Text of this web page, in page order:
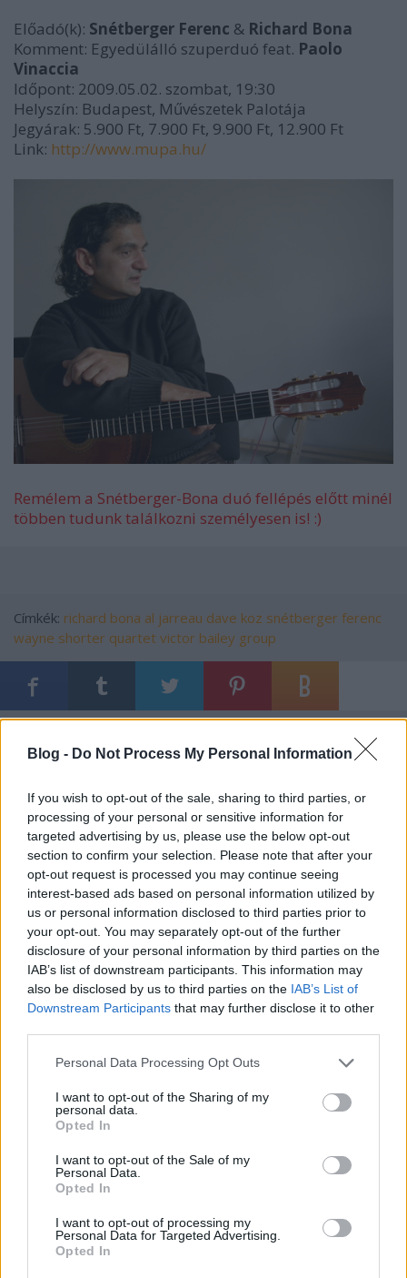
Blog - Do Not Process My Personal Information
If you wish to opt-out of the sale, sharing to third parties, or
processing of your personal or sensitive information for
targeted advertising by us, please use the below opt-out
section to confirm your selection. Please note that after your
opt-out request is processed you may continue seeing
interest-based ads based on personal information utilized by
us or personal information disclosed to third parties prior to
your opt-out. You may separately opt-out of the further
disclosure of your personal information by third parties on the
IAB’s list of downstream participants. This information may
also be disclosed by us to third parties on the IAB’s List of
Downstream Participants that may further disclose it to other
Please note that this website/app uses one or more Google
not limited to your visit or usage behaviour. You may click to
grant or deny consent to Google and its third-party tags to
use your data for below specified purposes in below Google
consent section.
Personal Data Processing Opt Outs
I want to opt-out of the Sharing of my
personal data.
Opted In
I want to opt-out of the Sale of my
Personal Data.
Opted In
I want to opt-out of processing my
Personal Data for Targeted Advertising.
Opted In
Előadó(k): Snétberger Ferenc & Richard Bona
Komment: Egyedülálló szuperduó feat. Paolo
Vinaccia
Időpont: 2009.05.02. szombat, 19:30
Helyszín: Budapest, Művészetek Palotája
Jegyárak: 5.900 Ft, 7.900 Ft, 9.900 Ft, 12.900 Ft
Link: http://www.mupa.hu/
Remélem a Snétberger-Bona duó fellépés előtt minél
többen tudunk találkozni személyesen is! :)
Címkék: richard bona al jarreau dave koz snétberger ferenc
wayne shorter quartet victor bailey group
A szavazás győztese: Oregon
DVD-ajánló: A Winter's Night...
Közös nevező: One Shot Not
Boldog karácsonyt!